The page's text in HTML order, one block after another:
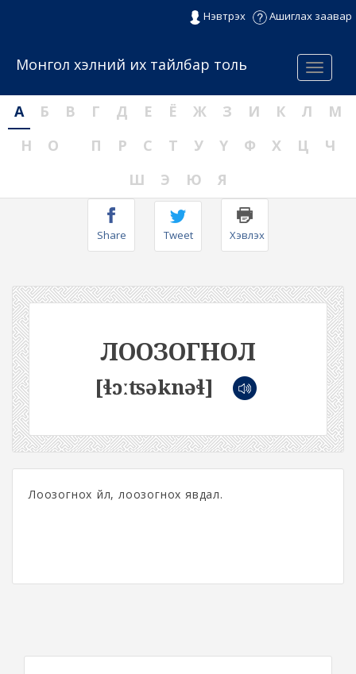
Нэвтрэх Ашиглах заавар
Menu
Монгол хэлний их тайлбар толь
А Б В Г Д Е Ё Ж З И К Л
М
Н
О П Р С Т У Ү Ф Х Ц
Ч
Ш
Э Ю Я
Share Tweet Хэвлэх
ЛООЗОГНОЛ
[ɬɔːʦəknəɬ]
Лоозогнох үйл, лоозогнох явдал.